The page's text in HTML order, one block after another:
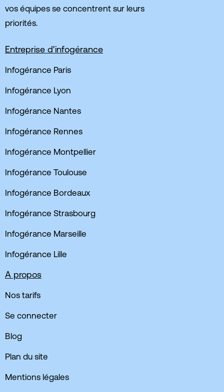
vos équipes se concentrent sur leurs
priorités.
Entreprise d'infogérance
Infogérance Paris
Infogérance Lyon
Infogérance Nantes
Infogérance Rennes
Infogérance Montpellier
Infogérance Toulouse
Infogérance Bordeaux
Infogérance Strasbourg
Infogérance Marseille
Infogérance Lille
A propos
Nos tarifs
Se connecter
Blog
Plan du site
Mentions légales